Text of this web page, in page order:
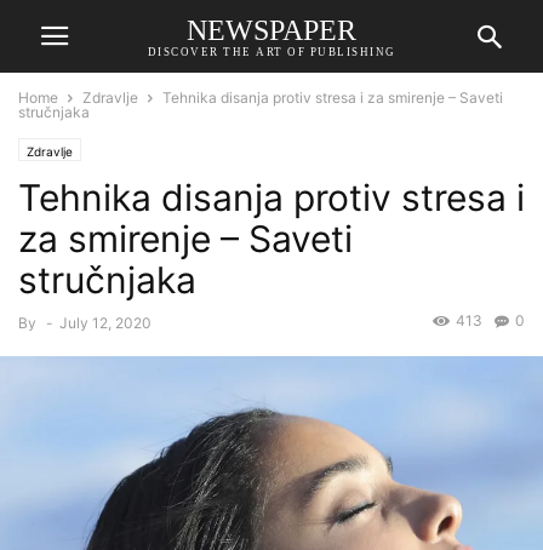
NEWSPAPER
DISCOVER THE ART OF PUBLISHING
Home Zdravlje
Tehnika disanja protiv stresa i za smirenje – Saveti
stručnjaka
Zdravlje
Tehnika disanja protiv stresa i
za smirenje – Saveti
stručnjaka
By - July 12, 2020 0
413